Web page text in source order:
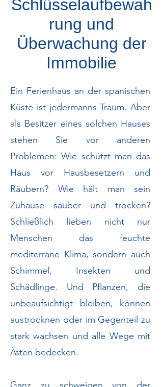
Schlüsselaufbewah
rung und
Überwachung der
Immobilie
Ein Ferienhaus an der spanischen
Küste ist jedermanns Traum. Aber
als Besitzer eines solchen Hauses
stehen Sie vor anderen
Problemen: Wie schützt man das
Haus vor Hausbesetzern und
Räubern? Wie hält man sein
Zuhause sauber und trocken?
Schließlich lieben nicht nur
Menschen das feuchte
mediterrane Klima, sondern auch
Schimmel, Insekten und
Schädlinge. Und Pflanzen, die
unbeaufsichtigt bleiben, können
austrocknen oder im Gegenteil zu
stark wachsen und alle Wege mit
Ästen bedecken.